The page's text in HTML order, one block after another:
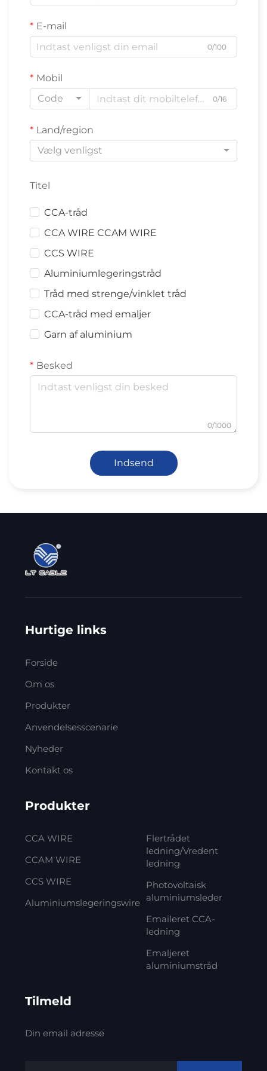
E-mail
0/100
Mobil
Code
0/16
Land/region
Vælg venligst
Titel
CCA-tråd
CCA WIRE CCAM WIRE
CCS WIRE
Aluminiumlegeringstråd
Tråd med strenge/vinklet tråd
CCA-tråd med emaljer
Garn af aluminium
Besked
0/1000
Indsend
Hurtige links
Forside
Om os
Produkter
Anvendelsesscenarie
Nyheder
Kontakt os
Produkter
CCA WIRE
CCAM WIRE
CCS WIRE
Aluminiumslegeringswire
Flertrådet
ledning/Vredent
ledning
Photovoltaisk
aluminiumsleder
Emaileret CCA-
ledning
Emaljeret
aluminiumstråd
Tilmeld
Din email adresse